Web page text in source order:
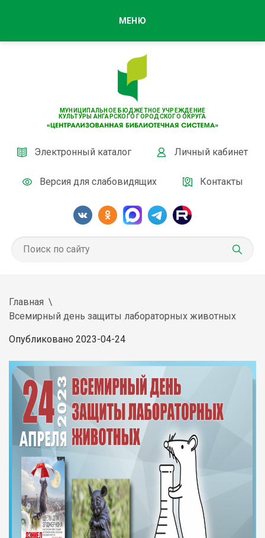
МУНИЦИПАЛЬНОЕ БЮДЖЕТНОЕ УЧРЕЖДЕНИЕ
КУЛЬТУРЫ АНГАРСКОГО ГОРОДСКОГО ОКРУГА
Электронный каталог Личный кабинет
Версия для слабовидящих Контакты
МЕНЮ
Главная
Всемирный день защиты лабораторных животных
Опубликовано 2023-04-24